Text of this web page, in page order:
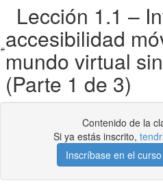
Lección 1.1 –
accesibilidad
mundo virtual
(Parte 1 de 3)
Contenido de la
Si ya estás inscrito,
Inscríbase en el